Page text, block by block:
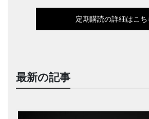
定期購読の詳細はこち
最新の記事